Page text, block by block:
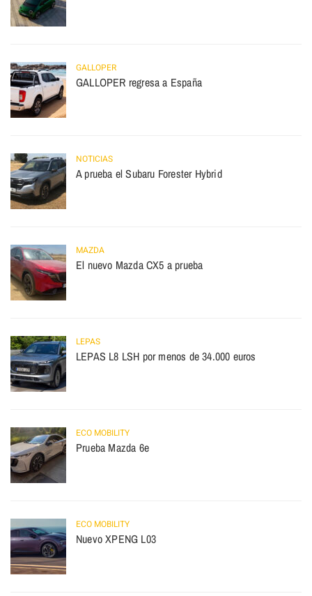
GALLOPER
GALLOPER regresa a España
NOTICIAS
A prueba el Subaru Forester Hybrid
MAZDA
El nuevo Mazda CX5 a prueba
LEPAS
LEPAS L8 LSH por menos de 34.000 euros
ECO MOBILITY
Prueba Mazda 6e
ECO MOBILITY
Nuevo XPENG L03